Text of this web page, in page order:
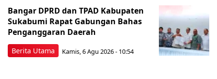
Berita Utama
Bangar DPRD dan TPAD Kabupaten
Sukabumi Rapat Gabungan Bahas
Penganggaran Daerah
Kamis, 6 Agu 2026 - 10:54